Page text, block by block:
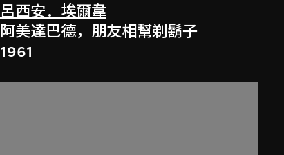
呂西安．埃爾韋
阿美達巴德，朋友相幫剃鬍子
1961